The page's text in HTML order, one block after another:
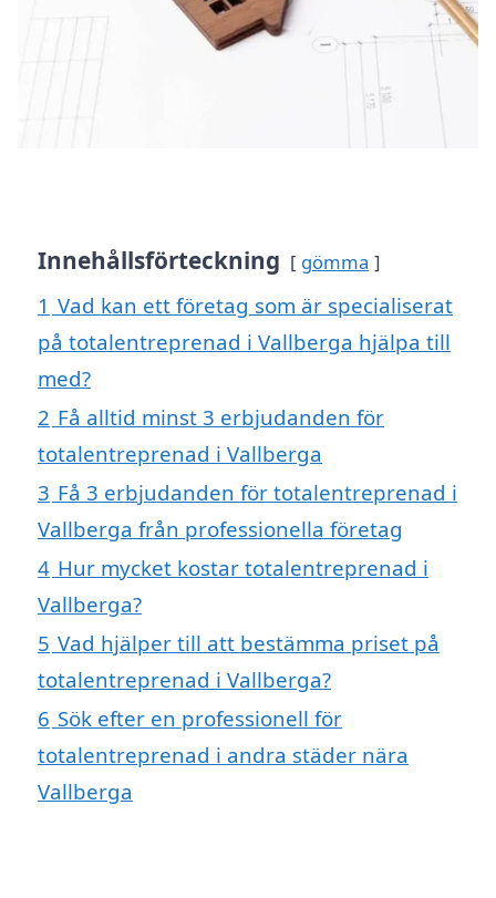
Innehållsförteckning gömma
1 Vad kan ett företag som är specialiserat
på totalentreprenad i Vallberga hjälpa till
med?
2 Få alltid minst 3 erbjudanden för
totalentreprenad i Vallberga
3 Få 3 erbjudanden för totalentreprenad i
Vallberga från professionella företag
4 Hur mycket kostar totalentreprenad i
Vallberga?
5 Vad hjälper till att bestämma priset på
totalentreprenad i Vallberga?
6 Sök efter en professionell för
totalentreprenad i andra städer nära
Vallberga